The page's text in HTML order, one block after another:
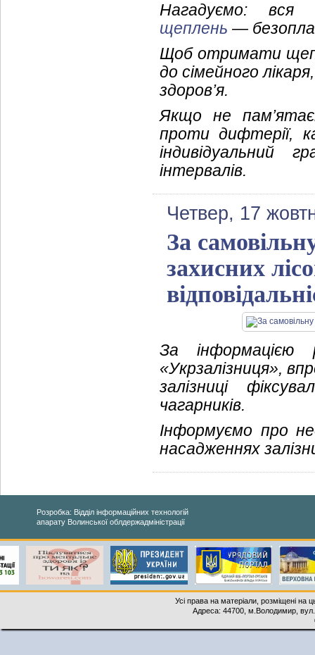
Нагадуємо:
щеплень —
Щоб отримати
до сімейного
здоров’я.
Якщо не
проти дифтерії,
індивідуальний
інтервалів.
Четвер, 17
За
захисних
За інформацією
«Укрзалізниця»,
залізниці
чагарників.
Інформуємо про
насадженнях
Розробка: Відділ інформаційних технологій
апарату Волинської облдержадміністрації
Усі права на матеріали, розміщені на
Адреса: 44700, м.Володимир,